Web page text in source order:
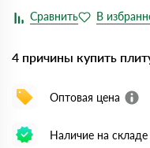
4 причины купить
Оптовая цена
Наличие на складе